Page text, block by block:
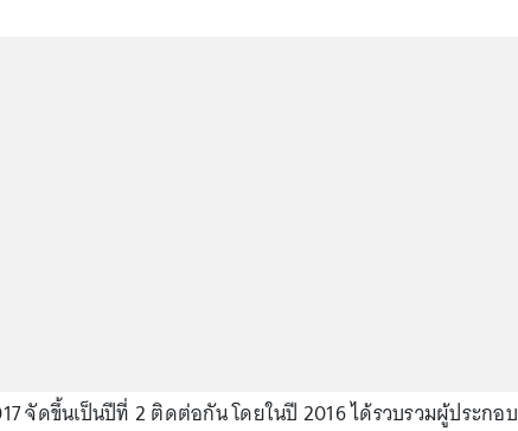
จัดขึ้นเป็นปีที่ 2 ติดต่อกัน โดยในปี 2016 ได้รวบรวมผู้ประกอบ